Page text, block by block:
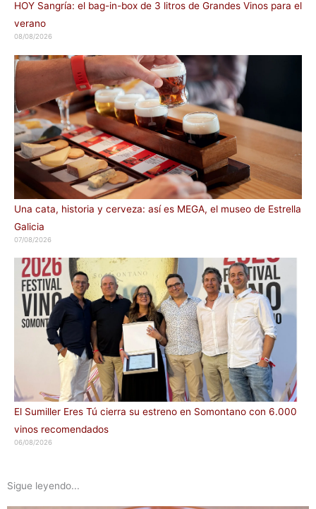
HOY Sangría: el bag-in-box de 3 litros de Grandes Vinos para el
verano
08/08/2026
Una cata, historia y cerveza: así es MEGA, el museo de Estrella
Galicia
07/08/2026
El Sumiller Eres Tú cierra su estreno en Somontano con 6.000
vinos recomendados
06/08/2026
Sigue leyendo...